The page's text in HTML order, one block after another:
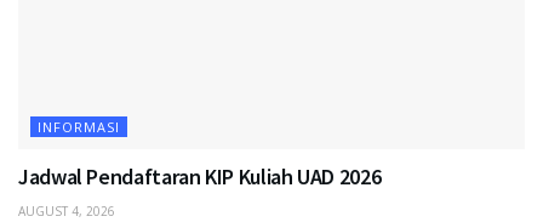
INFORMASI
Jadwal Pendaftaran KIP Kuliah UAD 2026
AUGUST 4, 2026